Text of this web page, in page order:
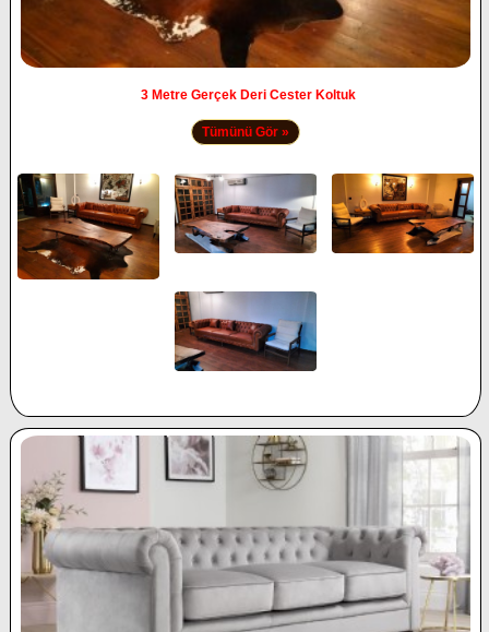
3 Metre Gerçek Deri Cester Koltuk
Tümünü Gör »